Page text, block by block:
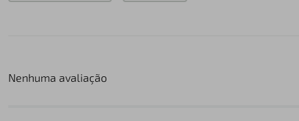
Nenhuma avaliação